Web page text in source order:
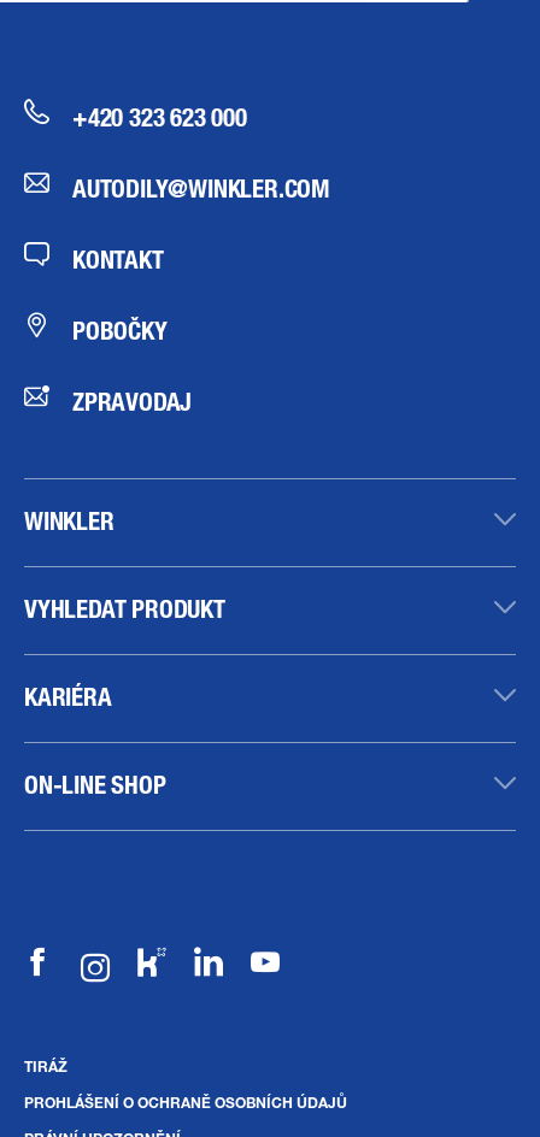
+420 323 623 000
AUTODILY@WINKLER.COM
KONTAKT
POBOČKY
ZPRAVODAJ
WINKLER
VYHLEDAT PRODUKT
KARIÉRA
ON-LINE SHOP
TIRÁŽ
PROHLÁŠENÍ O OCHRANĚ OSOBNÍCH ÚDAJŮ